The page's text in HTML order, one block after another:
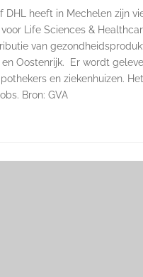
DHL heeft in Mechelen zijn
Life Sciences &
van
en Oostenrijk. Er wordt
en ziekenhuizen.
Bron: GVA